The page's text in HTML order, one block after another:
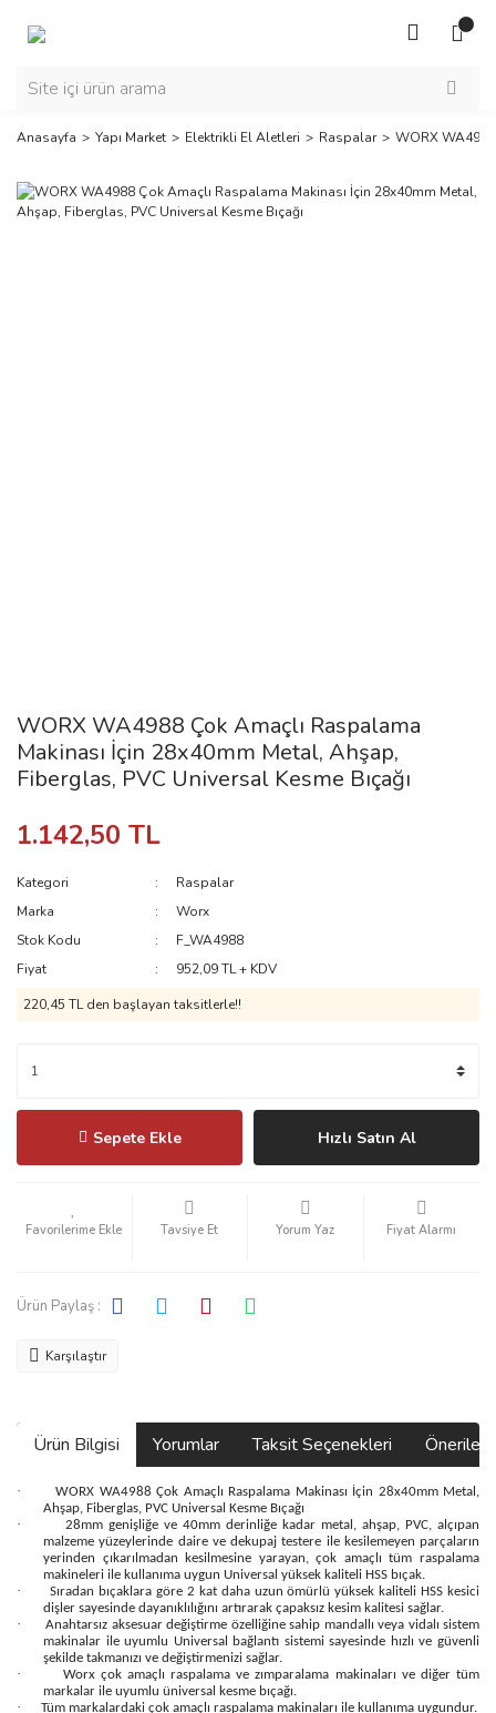
Anasayfa Yapı Market Elektrikli El Aletleri Raspalar WORX
WORX WA4988 Çok Amaçlı Raspalama
Makinası İçin 28x40mm Metal, Ahşap,
Fiberglas, PVC Universal Kesme Bıçağı
1.142,50 TL
Kategori
Raspalar
Marka
Worx
Stok Kodu
F_WA4988
Fiyat
952,09 TL + KDV
220,45 TL den başlayan taksitlerle!!
Sepete Ekle Hızlı Satın Al
Tavsiye Et Yorum Yaz Fiyat Alarmı
Ürün Paylaş :
Karşılaştır
Ürün Bilgisi Yorumlar Taksit Seçenekleri
·
WORX WA4988 Çok Amaçlı Raspalama Makinası İçin 28x40mm Metal,
Ahşap, Fiberglas, PVC Universal Kesme Bıçağı
·
28mm genişliğe ve 40mm derinliğe kadar metal, ahşap, PVC, alçıpan
malzeme yüzeylerinde daire ve dekupaj testere ile kesilemeyen parçaların
yerinden çıkarılmadan kesilmesine yarayan, çok amaçlı tüm raspalama
makineleri ile kullanıma uygun Universal yüksek kaliteli HSS bıçak.
·
Sıradan bıçaklara göre 2 kat daha uzun ömürlü yüksek kaliteli HSS kesici
dişler sayesinde dayanıklılığını artırarak çapaksız kesim kalitesi sağlar.
·
Anahtarsız aksesuar değiştirme özelliğine sahip mandallı veya vidalı sistem
makinalar ile uyumlu Universal bağlantı sistemi sayesinde hızlı ve güvenli
şekilde takmanızı ve değiştirmenizi sağlar.
·
Worx çok amaçlı raspalama ve zımparalama makinaları ve diğer tüm
markalar ile uyumlu üniversal kesme bıçağı.
· Tüm markalardaki çok amaçlı raspalama makinaları ile kullanıma uygundur.